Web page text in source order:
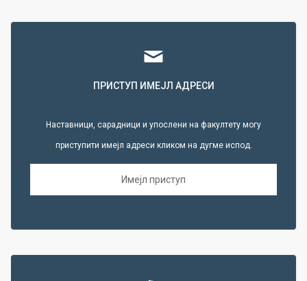
ПРИСТУП ИМЕЈЛ АДРЕСИ
Наставници, сарадници и упослени на факултету могу
приступити имејл адреси кликом на дугме испод.
Имејл приступ